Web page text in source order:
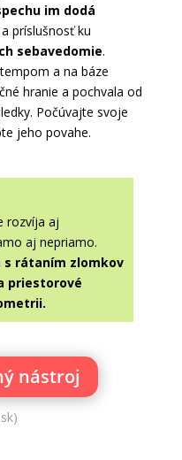
im dodá
a príslušnosť ku
sebavedomie.
a na báze
hranie a pochvala od
Počúvajte svoje
jeho povahe.
rozvíja aj
aj nepriamo.
s rátaním zlomkov
priestorové
nástroj